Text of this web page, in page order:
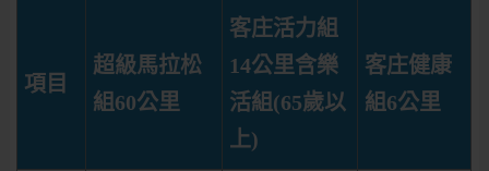
項目
超級馬拉松
組60公里
客庄活力組
14公里含樂
活組(65歲以
上)
客庄健康
組6公里